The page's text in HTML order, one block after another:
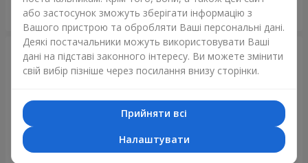
Замовити Замовити
або застосунок зможуть зберігати інформацію з
Вашого пристрою та обробляти Ваші персональні дані.
Деякі постачальники можуть використовувати Ваші
дані на підставі законного інтересу. Ви можете змінити
свій вибір пізніше через посилання внизу сторінки.
Прийняти всі
Налаштувати